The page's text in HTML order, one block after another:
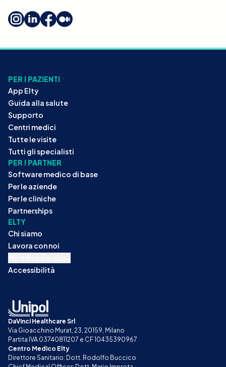
PER I PAZIENTI
App Elty
Guida alla salute
Supporto
Centri medici
Tutte le visite
Tutti gli specialisti
PER I PARTNER
Software medico di base
Per le aziende
Per le cliniche
Partnerships
ELTY
Chi siamo
Lavora con noi
Accessibilità
DaVinci Healthcare Srl
Via Gioacchino Murat, 23, 20159, Milano
Partita IVA 03740811207 e CF 10435390967
Centro Medico Elty
Direttore Sanitario: Dott. Rodolfo Buccico